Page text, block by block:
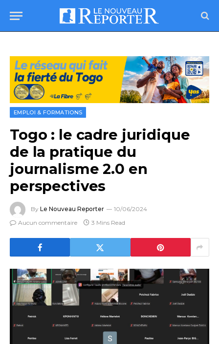
EMPLOI & FORMATIONS
Togo : le cadre juridique
de la pratique du
journalisme 2.0 en
perspectives
By Le Nouveau Reporter
10/06/2024
Aucun commentaire
3 Mins Read